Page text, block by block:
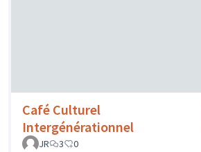
Café Culturel
Intergénérationnel
JR
3 0